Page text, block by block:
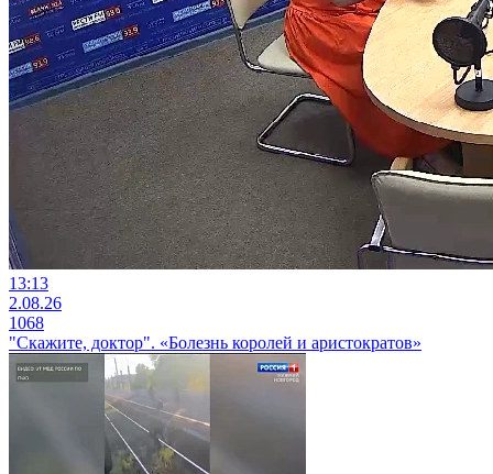
13:13
2.08.26
1068
"Скажите, доктор". «Болезнь королей и аристократов»